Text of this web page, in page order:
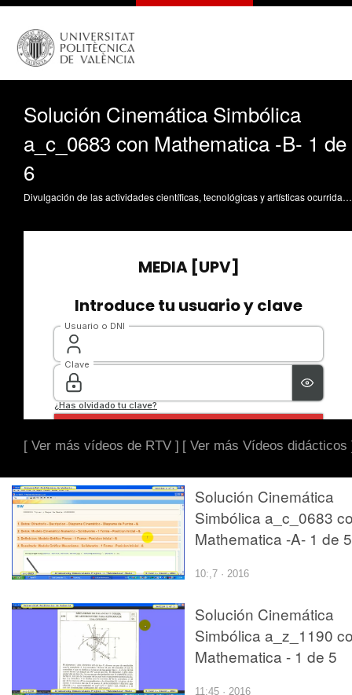
Solución Cinemática Simbólica
a_c_0683 con Mathematica -B- 1 de
6
Divulgación de las actividades científicas, tecnológicas y artísticas ocurridas en los tres campus de la UPV
[ Ver más vídeos de RTV ] [ Ver más Vídeos didácticos
Solución Cinemática
Simbólica a_c_0683
Mathematica -A- 1 de 5
10:,7 · 2016
Solución Cinemática
Simbólica a_z_1190
Mathematica - 1 de 5
11:45 · 2016